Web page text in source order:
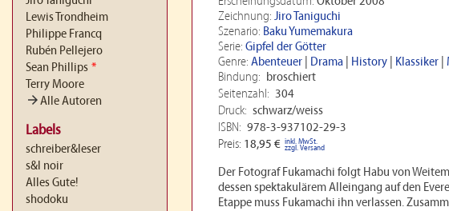
Lewis Trondheim
Philippe Francq
Rubén Pellejero
Sean Phillips *
Terry Moore
arrow_forwardAlle Autoren
Labels
schreiber&leser
s&l noir
Alles Gute!
shodoku
Zeichnung: Jiro Taniguchi
Szenario: Baku Yumemakura
Serie: Gipfel der Götter
Genre: Abenteuer Drama History Klassiker
Bindung: broschiert
Seitenzahl: 304
Druck: schwarz/weiss
ISBN: 978-3-937102-29-3
Preis: 18,95 € inkl. MwSt.
zzgl. Versand
Der Fotograf Fukamachi folgt Habu von
dessen spektakulärem Alleingang auf den
Etappe muss Fukamachi ihn verlassen.